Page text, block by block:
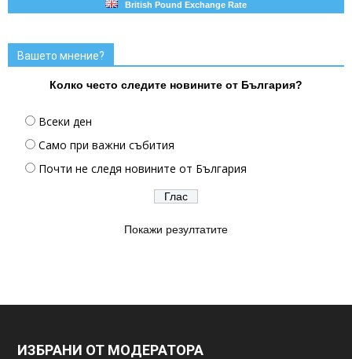
British Pound Exchange Rate
Вашето мнение?
Колко често следите новините от България?
Всеки ден
Само при важни събития
Почти не следя новините от България
Покажи резултатите
ИЗБРАНИ ОТ МОДЕРАТОРА